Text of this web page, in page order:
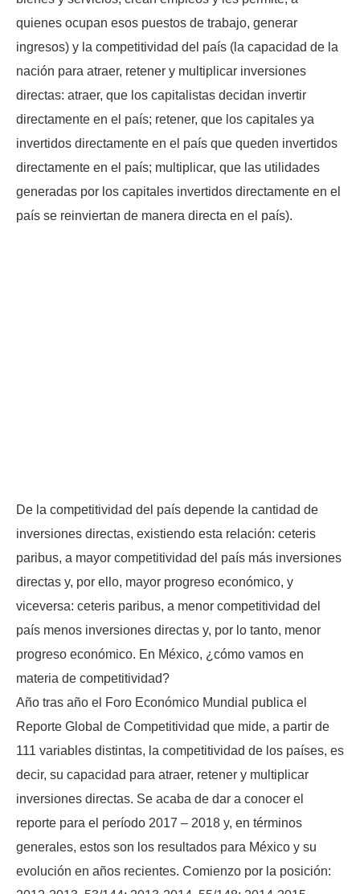
quienes ocupan esos puestos de trabajo, generar
ingresos) y la competitividad del país (la capacidad de la
nación para atraer, retener y multiplicar inversiones
directas: atraer, que los capitalistas decidan invertir
directamente en el país; retener, que los capitales ya
invertidos directamente en el país que queden invertidos
directamente en el país; multiplicar, que las utilidades
generadas por los capitales invertidos directamente en el
país se reinviertan de manera directa en el país).
De la competitividad del país depende la cantidad de
inversiones directas, existiendo esta relación: ceteris
paribus, a mayor competitividad del país más inversiones
directas y, por ello, mayor progreso económico, y
viceversa: ceteris paribus, a menor competitividad del
país menos inversiones directas y, por lo tanto, menor
progreso económico. En México, ¿cómo vamos en
materia de competitividad?
Año tras año el Foro Económico Mundial publica el
Reporte Global de Competitividad que mide, a partir de
111 variables distintas, la competitividad de los países, es
decir, su capacidad para atraer, retener y multiplicar
inversiones directas. Se acaba de dar a conocer el
reporte para el período 2017 – 2018 y, en términos
generales, estos son los resultados para México y su
evolución en años recientes. Comienzo por la posición: